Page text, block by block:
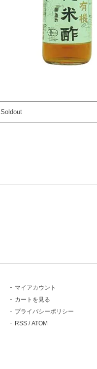
Soldout
マイアカウント
カートを見る
プライバシーポリシー
RSS /ATOM